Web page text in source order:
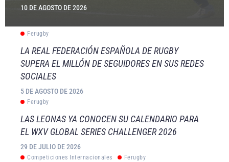
10 DE AGOSTO DE 2026
Ferugby
LA REAL FEDERACIÓN ESPAÑOLA DE RUGBY
SUPERA EL MILLÓN DE SEGUIDORES EN SUS REDES
SOCIALES
5 DE AGOSTO DE 2026
Ferugby
LAS LEONAS YA CONOCEN SU CALENDARIO PARA
EL WXV GLOBAL SERIES CHALLENGER 2026
29 DE JULIO DE 2026
Competiciones Internacionales Ferugby